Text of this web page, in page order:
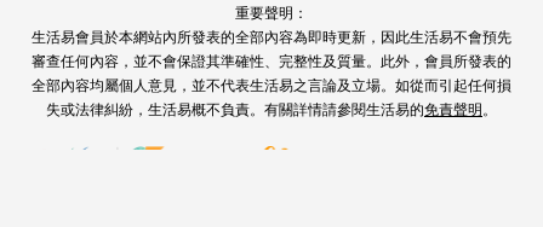
重要聲明：
生活易會員於本網站內所發表的全部內容為即時更新，因此生活易不會預先
審查任何內容，並不會保證其準確性、完整性及質量。此外，會員所發表的
全部內容均屬個人意見，並不代表生活易之言論及立場。如從而引起任何損
失或法律糾紛，生活易概不負責。有關詳情請參閱生活易的免責聲明 。